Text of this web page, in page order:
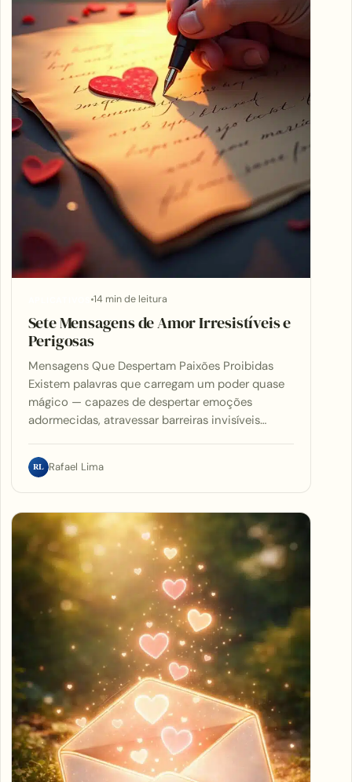
14 min de leitura
Sete Mensagens de Amor Irresistíveis e
Perigosas
Mensagens Que Despertam Paixões Proibidas
Existem palavras que carregam um poder quase
mágico — capazes de despertar emoções
adormecidas, atravessar barreiras invisíveis…
RL Rafael Lima